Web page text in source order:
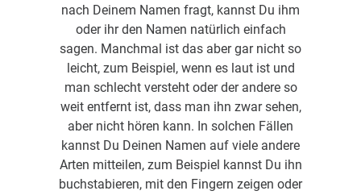
nach Deinem Namen fragt, kannst Du ihm
oder ihr den Namen natürlich einfach
sagen. Manchmal ist das aber gar nicht so
leicht, zum Beispiel, wenn es laut ist und
man schlecht versteht oder der andere so
weit entfernt ist, dass man ihn zwar sehen,
aber nicht hören kann. In solchen Fällen
kannst Du Deinen Namen auf viele andere
Arten mitteilen, zum Beispiel kannst Du ihn
buchstabieren, mit den Fingern zeigen oder